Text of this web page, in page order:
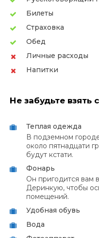
Билеты
Страховка
Обед
Личные расходы
Напитки
Не забудьте взять
Теплая одежда
В подземном
около пятнадцати
будут кстати.
Фонарь
Он пригодится вам
Деринкую, чтобы
помещений.
Удобная обувь
Вода